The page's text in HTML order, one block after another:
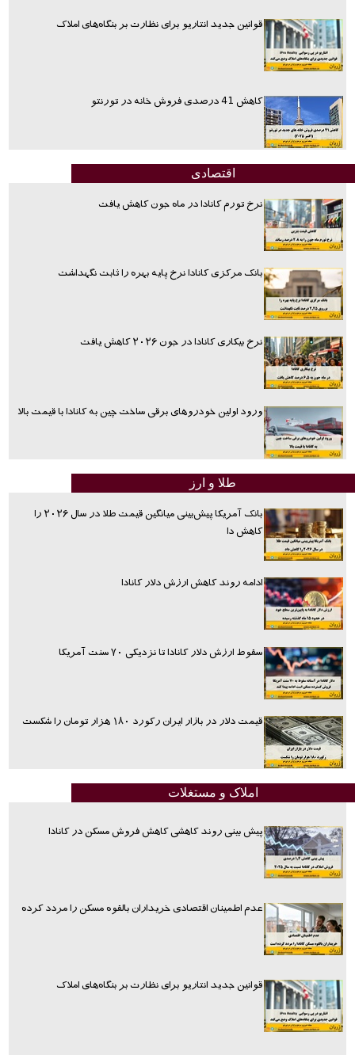
قوانین جدید انتاریو برای نظارت بر بنگاه‌های املاک
کاهش 41 درصدی فروش خانه در تورنتو
اقتصادی
نرخ تورم کانادا در ماه جون کاهش یافت
بانک مرکزی کانادا نرخ پایه بهره را ثابت نگهداشت
نرخ بیکاری کانادا در جون ۲۰۲۶ کاهش یافت
ورود اولین خودروهای برقی ساخت چین به کانادا با قیمت بالا
طلا و ارز
بانک آمریکا پیش‌بینی میانگین قیمت طلا در سال ۲۰۲۶ را
کاهش دا
ادامه روند کاهش ارزش دلار کانادا
سقوط ارزش دلار کانادا تا نزدیکی ۷۰ سنت آمریکا
قیمت دلار در بازار ایران رکورد ۱۸۰ هزار تومان را شکست
املاک و مستغلات
پیش بینی روند کاهشی کاهش فروش مسکن در کانادا
عدم اطمینان اقتصادی خریداران بالقوه مسکن را مردد کرده
قوانین جدید انتاریو برای نظارت بر بنگاه‌های املاک